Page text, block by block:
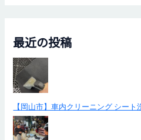
最近の投稿
【岡山市】車内クリーニング シー